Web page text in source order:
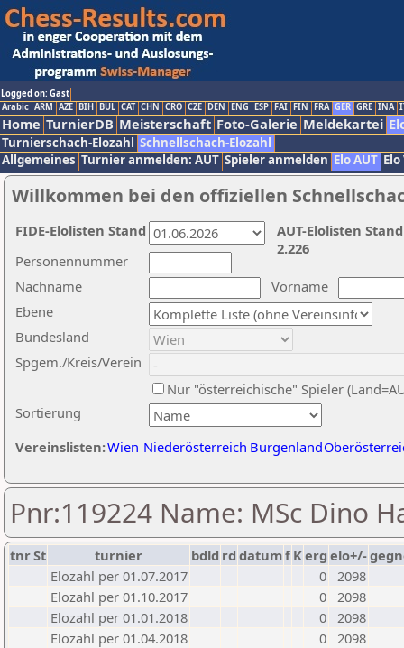
Logged on: Gast
Arabic ARM AZE BIH BUL CAT CHN CRO CZE DEN ENG ESP FAI FIN FRA GER GRE INA
Home TurnierDB Meisterschaft Foto-Galerie Meldekartei
Turnierschach-Elozahl Schnellschach-Elozahl
Allgemeines Turnier anmelden: AUT Spieler anmelden Elo AUT
Willkommen bei den offiziellen
Nachname
Vorname
Ebene
Sortierung
Personennummer
Bundesland
Spgem./Kreis/Verein
Nur "österreichische" Spieler
Vereinslisten:Wien Niederösterreich Burgenland
AUT-Elolisten
2.226
FIDE-Elolisten Stand
Pnr:119224 Name: MSc Dino
tnrSt turnier bdld rd datumf Kerg elo+/-
Elozahl per 01.07.2017
0 2098
Elozahl per 01.10.2017
0 2098
Elozahl per 01.01.2018
0 2098
Elozahl per 01.04.2018
0 2098